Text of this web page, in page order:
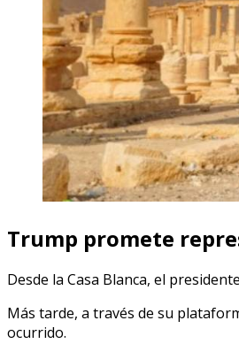
Trump promete
Desde la Casa Blanca, el
Más tarde, a través de su
ocurrido.